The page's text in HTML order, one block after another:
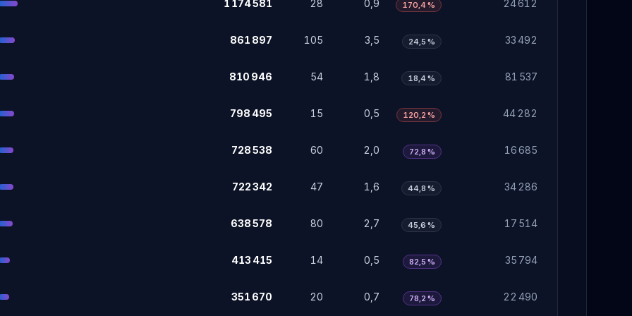
1 174 581 28 0,9 170,4 % 24 612
861 897 105 3,5 24,5 % 33 492
810 946 54 1,8 18,4 % 81 537
798 495 15 0,5 120,2 % 44 282
728 538 60 2,0 72,8 % 16 685
722 342 47 1,6 44,8 % 34 286
638 578 80 2,7 45,6 % 17 514
413 415 14 0,5 82,5 % 35 794
351 670 20 0,7 78,2 % 22 490